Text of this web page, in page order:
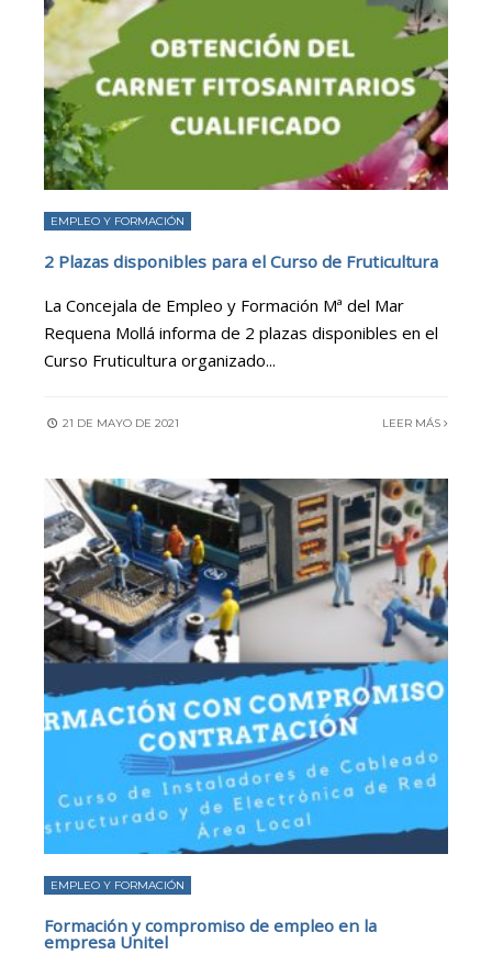
EMPLEO Y FORMACIÓN
2 Plazas disponibles para el Curso de Fruticultura
La Concejala de Empleo y Formación Mª del Mar
Requena Mollá informa de 2 plazas disponibles en el
Curso Fruticultura organizado...
21 DE MAYO DE 2021 LEER MÁS
EMPLEO Y FORMACIÓN
Formación y compromiso de empleo en la
empresa Unitel